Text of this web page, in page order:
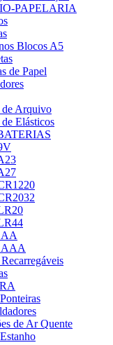
PAPELARIA
Blocos A5
de Papel
de Arquivo
de Elásticos
AA
AAA
de Ar Quente